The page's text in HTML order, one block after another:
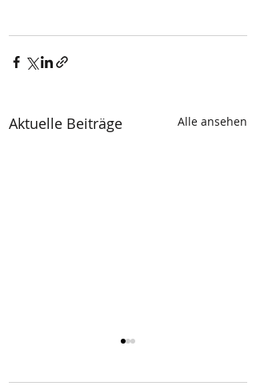
Aktuelle Beiträge Alle ansehen